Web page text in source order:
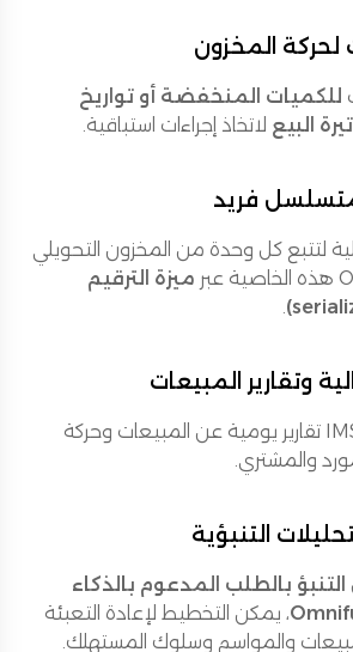
لحركة المخزون
للكميات المنخفضة أو تواريخ
البيع لاتخاذ إجراءات استباقية.
متسلسل فريد
لتتبع كل وحدة من المخزون التحويلي
ميزة الترقيم
وتقارير المبيعات
يجب أن توفر حلول IMS تقارير يومية عن المبيعات وحركة
والمشتري.
التنبؤية
التنبؤ بالطلب المدعوم بالذكاء
، يمكن التخطيط لإعادة التعبئة
والمواسم وسلوك المستهلك.